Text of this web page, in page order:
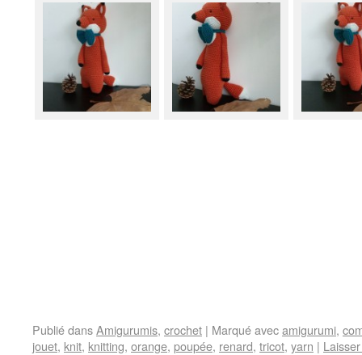
Publié dansAmigurumis, crochet | Marqué avecamigurumi,
jouet, knit, knitting, orange, poupée, renard, tricot, yarn |